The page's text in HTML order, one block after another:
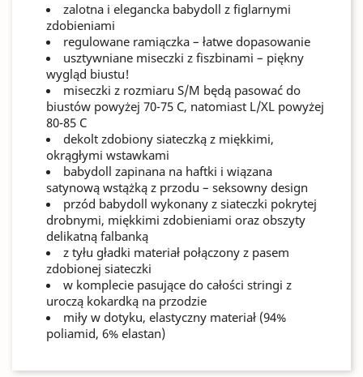
zalotna i elegancka babydoll z figlarnymi
zdobieniami
regulowane ramiączka – łatwe dopasowanie
usztywniane miseczki z fiszbinami – piękny
wygląd biustu!
miseczki z rozmiaru S/M będą pasować do
biustów powyżej 70-75 C, natomiast L/XL powyżej
80-85 C
dekolt zdobiony siateczką z miękkimi,
okrągłymi wstawkami
babydoll zapinana na haftki i wiązana
satynową wstążką z przodu – seksowny design
przód babydoll wykonany z siateczki pokrytej
drobnymi, miękkimi zdobieniami oraz obszyty
delikatną falbanką
z tyłu gładki materiał połączony z pasem
zdobionej siateczki
w komplecie pasujące do całości stringi z
uroczą kokardką na przodzie
miły w dotyku, elastyczny materiał (94%
poliamid, 6% elastan)